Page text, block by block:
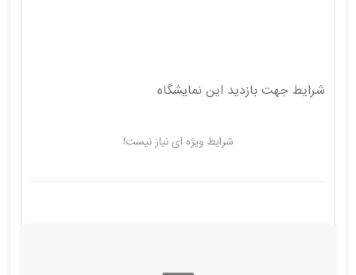
شرایط جهت بازدید این نمایشگاه
شرایط ویژه ای نیاز نیست!